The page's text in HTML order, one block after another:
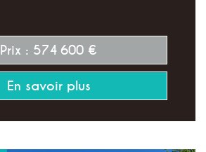
Prix : 574 600 €
En savoir plus